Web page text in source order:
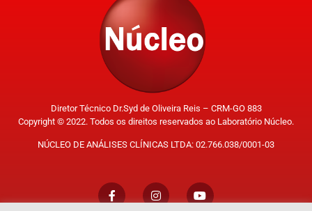
Diretor Técnico Dr.Syd de Oliveira Reis – CRM-GO 883
Copyright © 2022. Todos os direitos reservados ao Laboratório Núcleo.
NÚCLEO DE ANÁLISES CLÍNICAS LTDA: 02.766.038/0001-03